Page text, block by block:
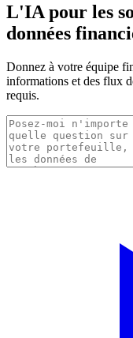
L'IA pour les
données
Donnez à votre équipe
informations et des flux
requis.